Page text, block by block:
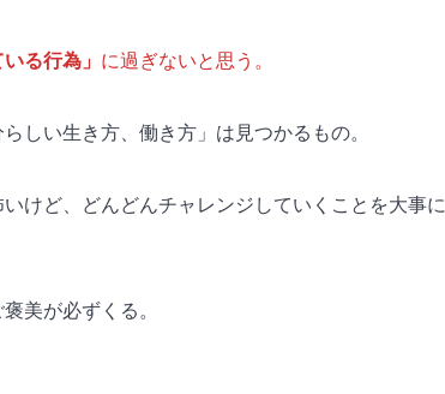
る行為」 に過ぎないと思う。
しい生き方、働き方」は見つかるもの。
けど、どんどんチャレンジしていくことを大事に
美が必ずくる。